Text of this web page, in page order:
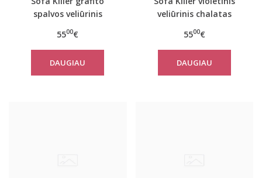
spalvos veliūrinis
5500€
DAUGIAU
veliūrinis chalatas
5500€
DAUGIAU